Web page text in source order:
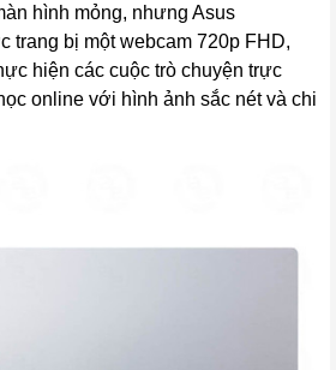
hình mỏng, nhưng Asus
trang bị một webcam 720p FHD,
hiện các cuộc trò chuyện trực
online với hình ảnh sắc nét và chi